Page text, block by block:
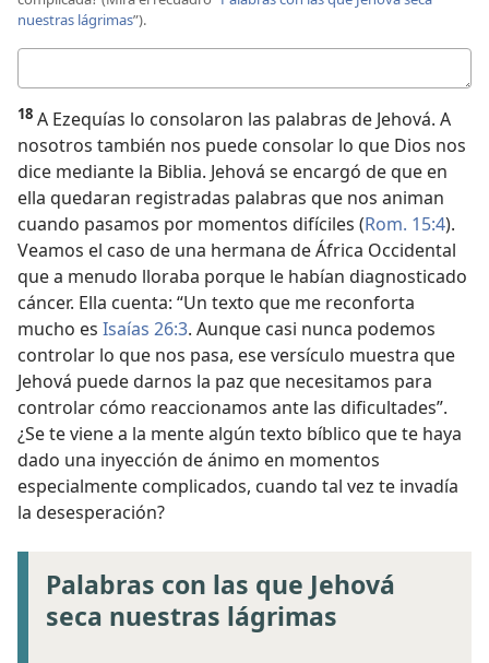
nuestras lágrimas”).
18 A Ezequías lo consolaron las palabras de Jehová. A
nosotros también nos puede consolar lo que Dios nos
dice mediante la Biblia. Jehová se encargó de que en
ella quedaran registradas palabras que nos animan
cuando pasamos por momentos difíciles (Rom. 15:4).
Veamos el caso de una hermana de África Occidental
que a menudo lloraba porque le habían diagnosticado
cáncer. Ella cuenta: “Un texto que me reconforta
mucho es Isaías 26:3. Aunque casi nunca podemos
controlar lo que nos pasa, ese versículo muestra que
Jehová puede darnos la paz que necesitamos para
controlar cómo reaccionamos ante las dificultades”.
¿Se te viene a la mente algún texto bíblico que te haya
dado una inyección de ánimo en momentos
especialmente complicados, cuando tal vez te invadía
la desesperación?
Palabras con las que Jehová
seca nuestras lágrimas